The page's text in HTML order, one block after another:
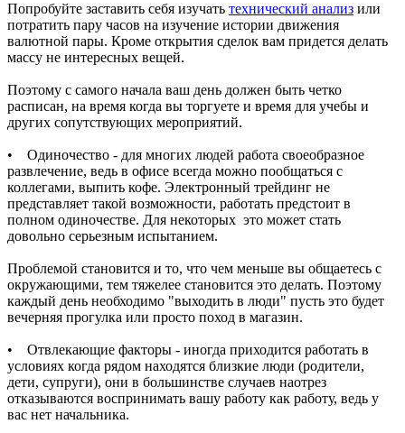
Попробуйте заставить себя изучать технический анализ или
потратить пару часов на изучение истории движения
валютной пары. Кроме открытия сделок вам придется делать
массу не интересных вещей.
Поэтому с самого начала ваш день должен быть четко
расписан, на время когда вы торгуете и время для учебы и
других сопутствующих мероприятий.
• Одиночество - для многих людей работа своеобразное
развлечение, ведь в офисе всегда можно пообщаться с
коллегами, выпить кофе. Электронный трейдинг не
представляет такой возможности, работать предстоит в
полном одиночестве. Для некоторых это может стать
довольно серьезным испытанием.
Проблемой становится и то, что чем меньше вы общаетесь с
окружающими, тем тяжелее становится это делать. Поэтому
каждый день необходимо "выходить в люди" пусть это будет
вечерняя прогулка или просто поход в магазин.
• Отвлекающие факторы - иногда приходится работать в
условиях когда рядом находятся близкие люди (родители,
дети, супруги), они в большинстве случаев наотрез
отказываются воспринимать вашу работу как работу, ведь у
вас нет начальника.